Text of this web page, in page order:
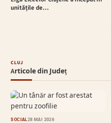
unitățile de…
CLUJ
Articole din Județ
SOCIAL28 MAI 2026